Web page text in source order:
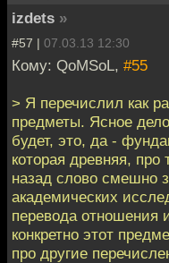
izdets »
#57 | 07.03.13 12:30
Кому: QoMSoL, #55
> Я перечислил как
предметы. Ясное
будет, это, да -
которая древняя, про
назад слово смешно
академических
перевода отношения
конкретно этот
про другие